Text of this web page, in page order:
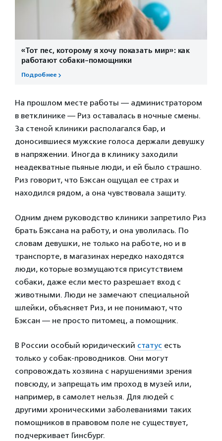
«Тот пес, которому я хочу показать мир»: как
работают собаки-помощники
Подробнее
На прошлом месте работы — администратором
в ветклинике — Риз оставалась в ночные смены.
За стеной клиники располагался бар, и
доносившиеся мужские голоса держали девушку
в напряжении. Иногда в клинику заходили
неадекватные пьяные люди, и ей было страшно.
Риз говорит, что Бэксан ощущал ее страх и
находился рядом, а она чувствовала защиту.
Одним днем руководство клиники запретило Риз
брать Бэксана на работу, и она уволилась. По
словам девушки, не только на работе, но и в
транспорте, в магазинах нередко находятся
люди, которые возмущаются присутствием
собаки, даже если место разрешает вход с
животными. Люди не замечают специальной
шлейки, объясняет Риз, и не понимают, что
Бэксан — не просто питомец, а помощник.
В России особый юридический статус есть
только у собак-проводников. Они могут
сопровождать хозяина с нарушениями зрения
повсюду, и запрещать им проход в музей или,
например, в самолет нельзя. Для людей с
другими хроническими заболеваниями таких
помощников в правовом поле не существует,
подчеркивает Гинсбург.